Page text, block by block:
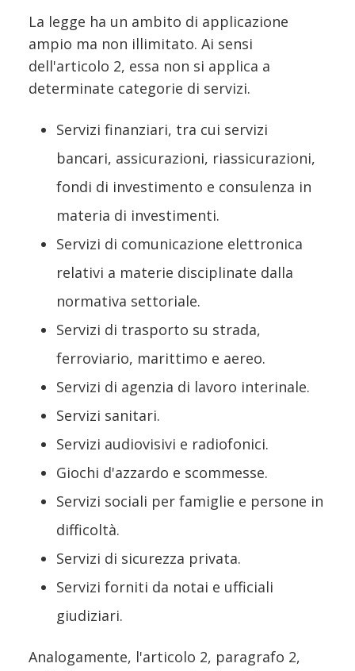
La legge ha un ambito di applicazione
ampio ma non illimitato. Ai sensi
dell'articolo 2, essa non si applica a
determinate categorie di servizi.
Servizi finanziari, tra cui servizi
bancari, assicurazioni, riassicurazioni,
fondi di investimento e consulenza in
materia di investimenti.
Servizi di comunicazione elettronica
relativi a materie disciplinate dalla
normativa settoriale.
Servizi di trasporto su strada,
ferroviario, marittimo e aereo.
Servizi di agenzia di lavoro interinale.
Servizi sanitari.
Servizi audiovisivi e radiofonici.
Giochi d'azzardo e scommesse.
Servizi sociali per famiglie e persone in
difficoltà.
Servizi di sicurezza privata.
Servizi forniti da notai e ufficiali
giudiziari.
Analogamente, l'articolo 2, paragrafo 2,